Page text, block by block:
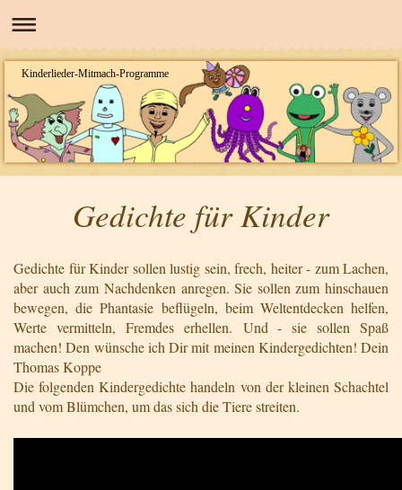
Kinderlieder-Mitmach-Programme
Gedichte für Kinder
Gedichte für Kinder sollen lustig sein, frech, heiter - zum Lachen,
aber auch zum Nachdenken anregen. Sie sollen zum hinschauen
bewegen, die Phantasie beflügeln, beim Weltentdecken helfen,
Werte vermitteln, Fremdes erhellen. Und - sie sollen Spaß
machen! Den wünsche ich Dir mit meinen Kindergedichten! Dein
Thomas Koppe
Die folgenden Kindergedichte handeln von der kleinen Schachtel
und vom Blümchen, um das sich die Tiere streiten.